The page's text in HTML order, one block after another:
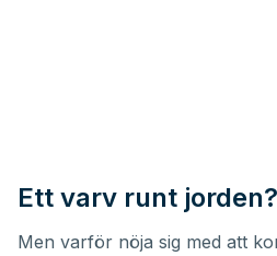
Ett varv runt jorden?
Men varför nöja sig med att